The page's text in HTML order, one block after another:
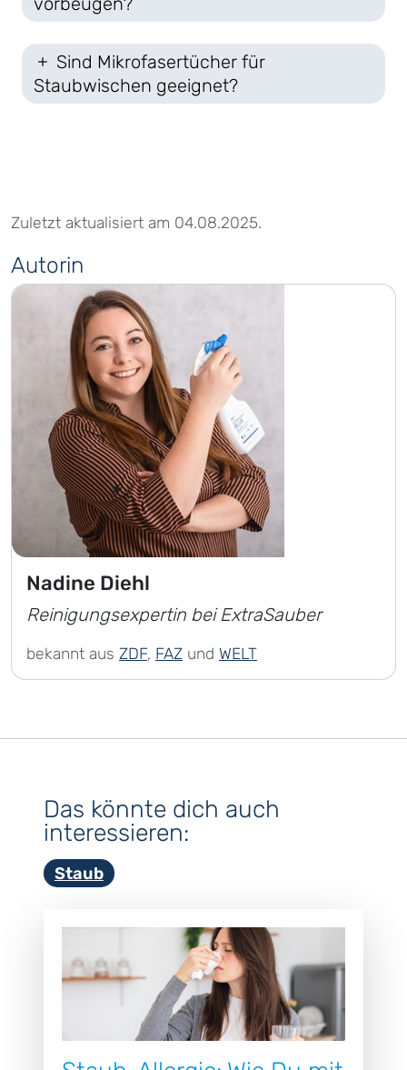
Sind Mikrofasertücher für
Staubwischen geeignet?
Zuletzt aktualisiert am 04.08.2025.
Autorin
Nadine Diehl
Reinigungsexpertin bei ExtraSauber
bekannt aus ZDF, FAZ und WELT
Das könnte dich auch
interessieren:
Staub